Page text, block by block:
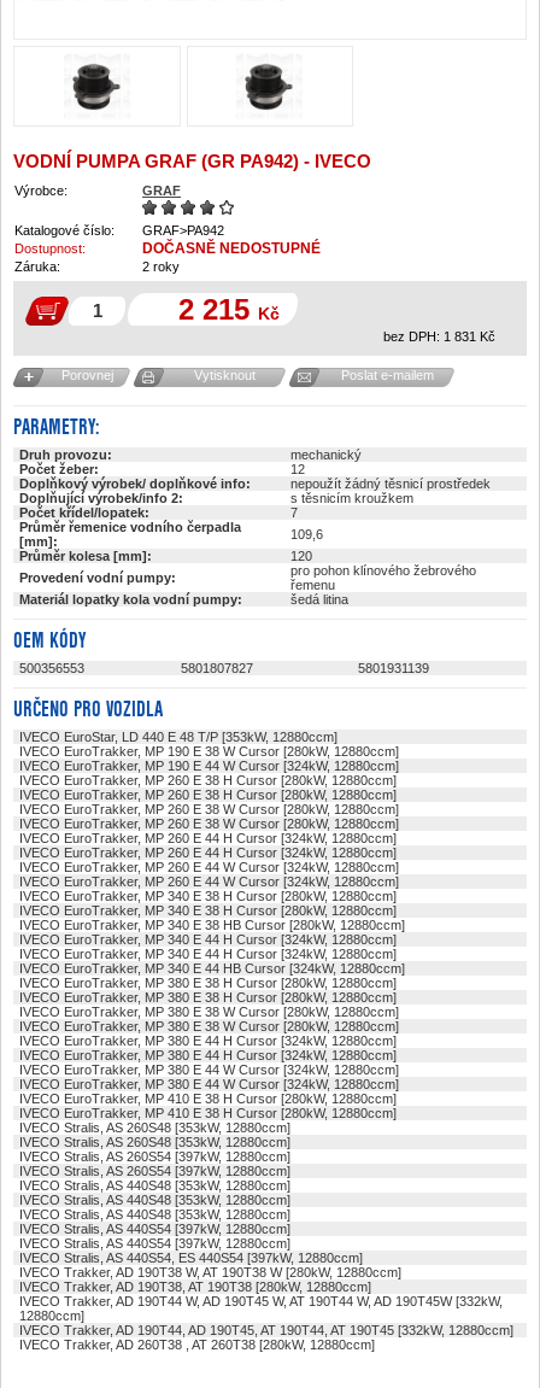
VODNÍ PUMPA GRAF (GR PA942) - IVECO
Výrobce: GRAF
Katalogové číslo:
GRAF>PA942
Dostupnost:
DOČASNĚ NEDOSTUPNÉ
Záruka: 2 roky
2 215 Kč
bez DPH: 1 831 Kč
Porovnej Vytisknout Poslat e-mailem
PARAMETRY:
Druh provozu:
mechanický
Počet žeber:
12
Doplňkový výrobek/ doplňkové info:
nepoužít žádný těsnicí prostředek
Doplňující výrobek/info 2:
s těsnicím kroužkem
Počet křídel/lopatek:
7
Průměr řemenice vodního čerpadla
[mm]:
109,6
Průměr kolesa [mm]:
120
Provedení vodní pumpy:
pro pohon klínového žebrového
řemenu
Materiál lopatky kola vodní pumpy:
šedá litina
OEM KÓDY
500356553 5801807827 5801931139
URČENO PRO VOZIDLA
IVECO EuroStar, LD 440 E 48 T/P [353kW, 12880ccm]
IVECO EuroTrakker, MP 190 E 38 W Cursor [280kW, 12880ccm]
IVECO EuroTrakker, MP 190 E 44 W Cursor [324kW, 12880ccm]
IVECO EuroTrakker, MP 260 E 38 H Cursor [280kW, 12880ccm]
IVECO EuroTrakker, MP 260 E 38 H Cursor [280kW, 12880ccm]
IVECO EuroTrakker, MP 260 E 38 W Cursor [280kW, 12880ccm]
IVECO EuroTrakker, MP 260 E 38 W Cursor [280kW, 12880ccm]
IVECO EuroTrakker, MP 260 E 44 H Cursor [324kW, 12880ccm]
IVECO EuroTrakker, MP 260 E 44 H Cursor [324kW, 12880ccm]
IVECO EuroTrakker, MP 260 E 44 W Cursor [324kW, 12880ccm]
IVECO EuroTrakker, MP 260 E 44 W Cursor [324kW, 12880ccm]
IVECO EuroTrakker, MP 340 E 38 H Cursor [280kW, 12880ccm]
IVECO EuroTrakker, MP 340 E 38 H Cursor [280kW, 12880ccm]
IVECO EuroTrakker, MP 340 E 38 HB Cursor [280kW, 12880ccm]
IVECO EuroTrakker, MP 340 E 44 H Cursor [324kW, 12880ccm]
IVECO EuroTrakker, MP 340 E 44 H Cursor [324kW, 12880ccm]
IVECO EuroTrakker, MP 340 E 44 HB Cursor [324kW, 12880ccm]
IVECO EuroTrakker, MP 380 E 38 H Cursor [280kW, 12880ccm]
IVECO EuroTrakker, MP 380 E 38 H Cursor [280kW, 12880ccm]
IVECO EuroTrakker, MP 380 E 38 W Cursor [280kW, 12880ccm]
IVECO EuroTrakker, MP 380 E 38 W Cursor [280kW, 12880ccm]
IVECO EuroTrakker, MP 380 E 44 H Cursor [324kW, 12880ccm]
IVECO EuroTrakker, MP 380 E 44 H Cursor [324kW, 12880ccm]
IVECO EuroTrakker, MP 380 E 44 W Cursor [324kW, 12880ccm]
IVECO EuroTrakker, MP 380 E 44 W Cursor [324kW, 12880ccm]
IVECO EuroTrakker, MP 410 E 38 H Cursor [280kW, 12880ccm]
IVECO EuroTrakker, MP 410 E 38 H Cursor [280kW, 12880ccm]
IVECO Stralis, AS 260S48 [353kW, 12880ccm]
IVECO Stralis, AS 260S48 [353kW, 12880ccm]
IVECO Stralis, AS 260S54 [397kW, 12880ccm]
IVECO Stralis, AS 260S54 [397kW, 12880ccm]
IVECO Stralis, AS 440S48 [353kW, 12880ccm]
IVECO Stralis, AS 440S48 [353kW, 12880ccm]
IVECO Stralis, AS 440S48 [353kW, 12880ccm]
IVECO Stralis, AS 440S54 [397kW, 12880ccm]
IVECO Stralis, AS 440S54 [397kW, 12880ccm]
IVECO Stralis, AS 440S54, ES 440S54 [397kW, 12880ccm]
IVECO Trakker, AD 190T38 W, AT 190T38 W [280kW, 12880ccm]
IVECO Trakker, AD 190T38, AT 190T38 [280kW, 12880ccm]
IVECO Trakker, AD 190T44 W, AD 190T45 W, AT 190T44 W, AD 190T45W [332kW,
12880ccm]
IVECO Trakker, AD 190T44, AD 190T45, AT 190T44, AT 190T45 [332kW, 12880ccm]
IVECO Trakker, AD 260T38 , AT 260T38 [280kW, 12880ccm]